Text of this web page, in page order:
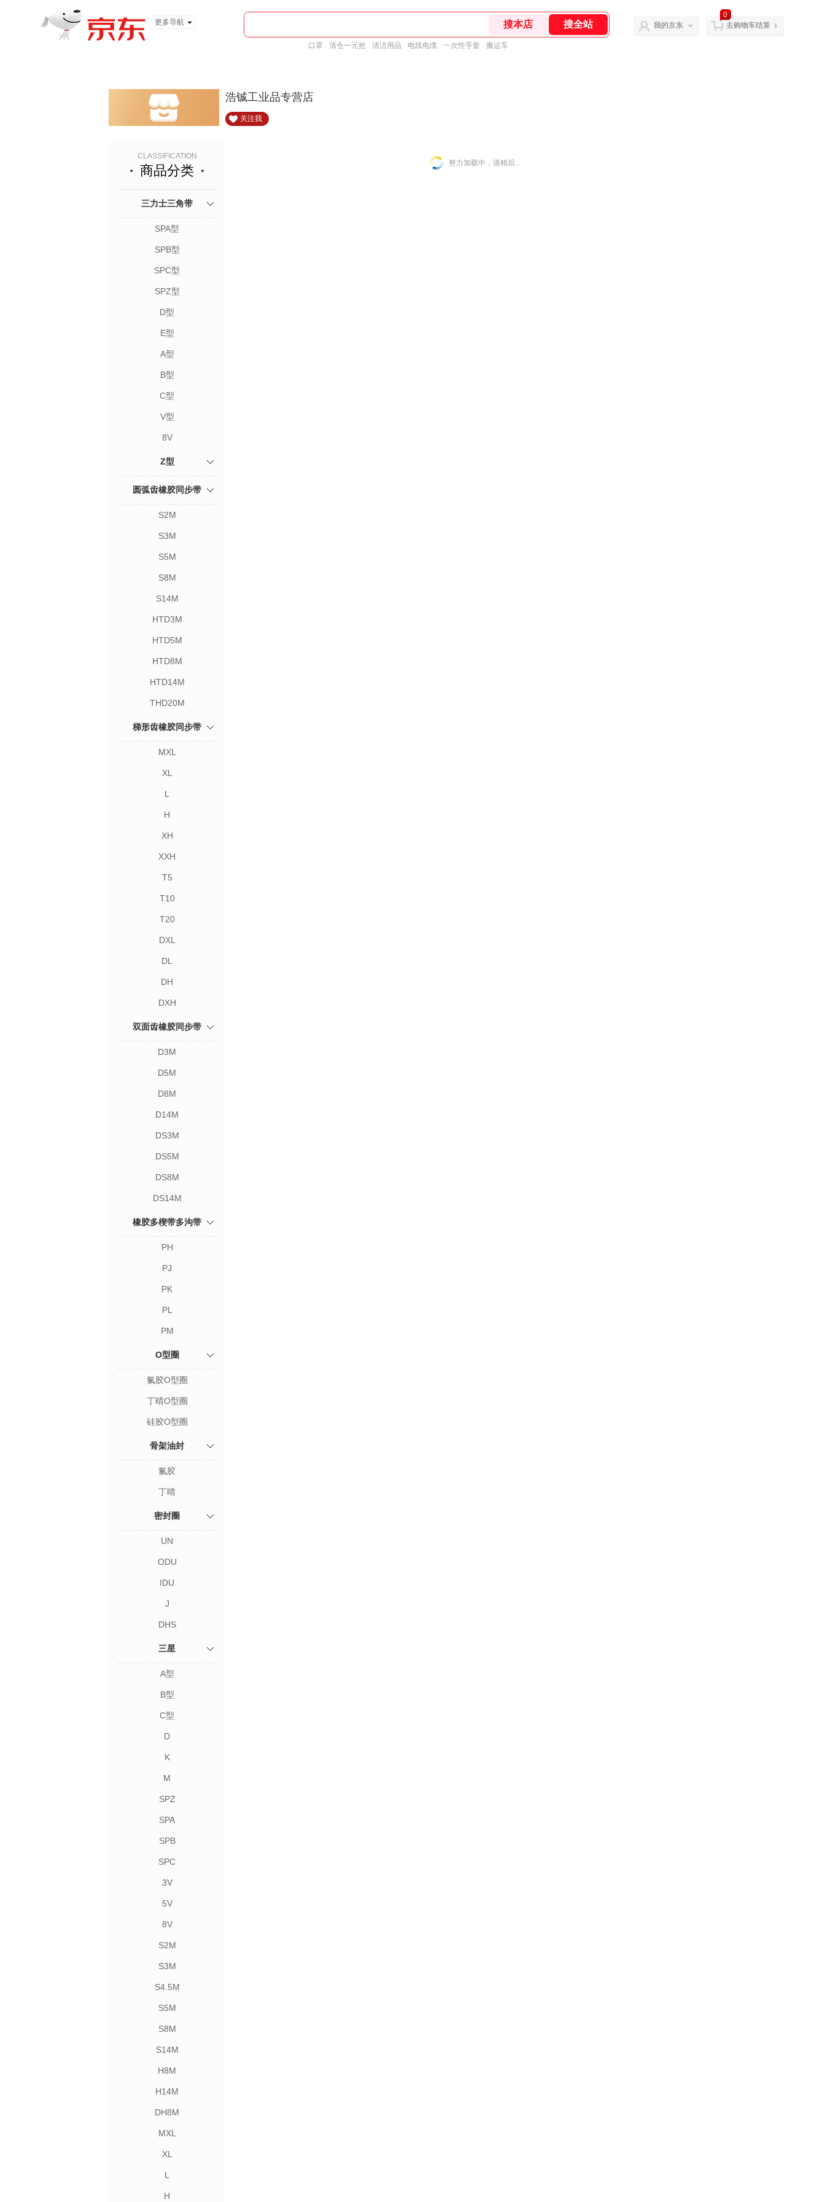
更多导航
口罩 清仓一元抢 清洁用品 电线电缆 一次性手套 搬运车
我的京东
0
去购物车结算
浩铖工业品专营店
关注我
CLASSIFICATION
商品分类
三力士三角带
SPA型
SPB型
SPC型
SPZ型
D型
E型
A型
B型
C型
V型
8V
Z型
圆弧齿橡胶同步带
S2M
S3M
S5M
S8M
S14M
HTD3M
HTD5M
HTD8M
HTD14M
THD20M
梯形齿橡胶同步带
MXL
XL
L
H
XH
XXH
T5
T10
T20
DXL
DL
DH
DXH
双面齿橡胶同步带
D3M
D5M
D8M
D14M
DS3M
DS5M
DS8M
DS14M
橡胶多楔带多沟带
PH
PJ
PK
PL
PM
O型圈
氟胶O型圈
丁晴O型圈
硅胶O型圈
骨架油封
氟胶
丁晴
密封圈
UN
ODU
IDU
J
DHS
三星
A型
B型
C型
D
K
M
SPZ
SPA
SPB
SPC
3V
5V
8V
S2M
S3M
S4.5M
S5M
S8M
S14M
H8M
H14M
DH8M
MXL
XL
L
H
努力加载中，请稍后...